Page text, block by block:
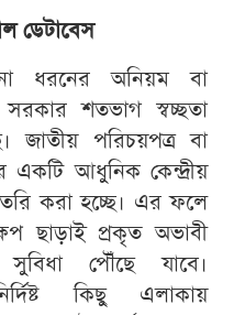
ডেটাবেস
ধরনের অনিয়ম বা
শতভাগ স্বচ্ছতা
জাতীয় পরিচয়পত্র বা
আধুনিক কেন্দ্রীয়
করা হচ্ছে। এর ফলে
ছাড়াই প্রকৃত অভাবী
পৌঁছে যাবে।
কিছু এলাকায়